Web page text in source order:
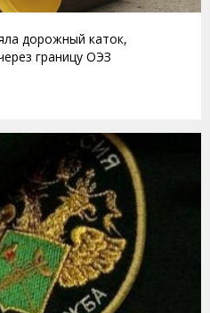
дорожный каток,
границу ОЭЗ